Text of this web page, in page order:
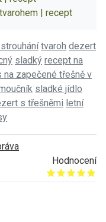
| recept
tvaroh dezert
sladký recept na
na zapečené třešně v
sladké jídlo
s třešněmi letní
Hodnocení
Give it 1/5
Give it 2/5
Give it 3/5
Give it 4/5
Give it 5/5